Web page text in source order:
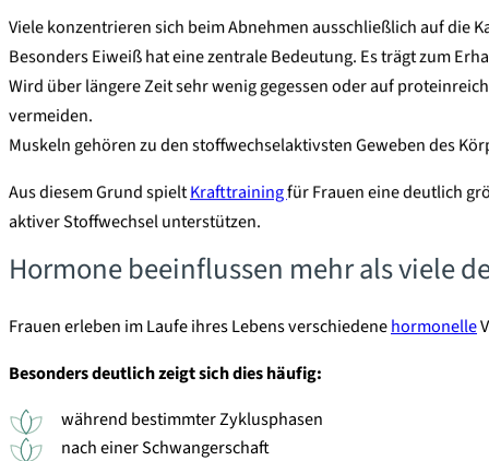
Viele konzentrieren sich beim Abnehmen ausschließlich auf die
Besonders Eiweiß hat eine zentrale Bedeutung. Es trägt zum
Wird über längere Zeit sehr wenig gegessen oder auf
vermeiden.
Muskeln gehören zu den stoffwechselaktivsten Geweben des
Aus diesem Grund spieltKrafttrainingfür Frauen eine deutlich
aktiver Stoffwechsel unterstützen.
Hormone beeinflussen mehr als viele
Frauen erleben im Laufe ihres Lebens verschiedenehormonelle
Besonders deutlich zeigt sich dies häufig:
während bestimmter Zyklusphasen
nach einer Schwangerschaft